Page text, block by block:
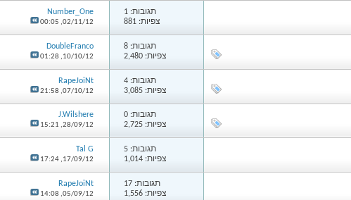
תגובות: 1
צפיות: 881
Number_One
02/11/12,
00:05
תגובות: 8
צפיות: 2,480
DoubleFranco
10/10/12,
01:28
תגובות: 4
צפיות: 3,085
RapeJoiNt
07/10/12,
21:58
תגובות: 0
צפיות: 2,725
J.Wilshere
28/09/12,
15:21
תגובות: 5
צפיות: 1,014
Tal G
17/09/12,
17:24
תגובות: 17
צפיות: 1,556
RapeJoiNt
05/09/12,
14:08